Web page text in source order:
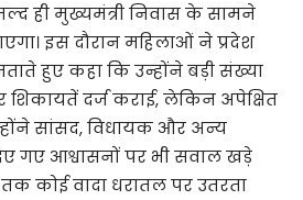
ही मुख्यमंत्री निवास के सामने
इस दौरान महिलाओं ने प्रदेश
हुए कहा कि उन्होंने बड़ी संख्या
दर्ज कराई, लेकिन अपेक्षित
सांसद, विधायक और अन्य
गए आश्वासनों पर भी सवाल खड़े
कोई वादा धरातल पर उतरता